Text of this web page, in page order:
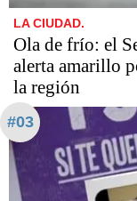
LA CIUDAD.
Ola de frío: el
alerta amarillo
la región
#03